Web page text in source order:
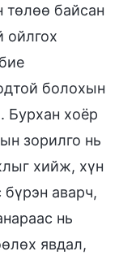
байсан
ойлгох
болохын
Бурхан хоёр
зорилго нь
хийж, хүн
аварч,
нь
явдал,